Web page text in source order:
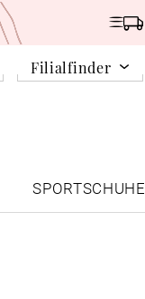
Filialfinder
SPORTSCHUHE